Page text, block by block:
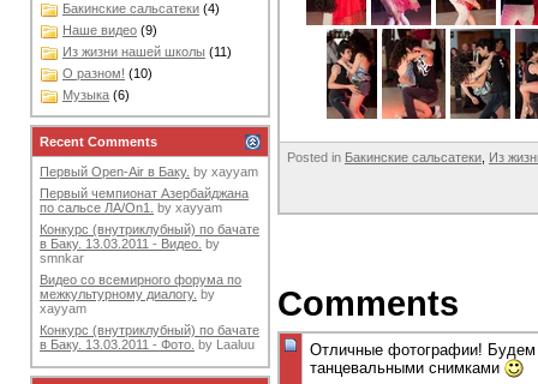
Posted in Бакинские сальсатеки Из
Comments
Отличные фотографии!
танцевальными снимками
Бакинские сальсатеки (4)
Наше видео (9)
Из жизни нашей школы (11)
О разном! (10)
Музыка (6)
Recent Comments
Первый Open-Air в Баку. by xayyam
Первый чемпионат Азербайджана
по сальсе ЛА/On1. by xayyam
Конкурс (внутриклубный) по бачате
в Баку. 13.03.2011 - Видео. by
smnkar
Видео со всемирного форума по
межкультурному диалогу. by
xayyam
Конкурс (внутриклубный) по бачате
в Баку. 13.03.2011 - Фото. by Laaluu